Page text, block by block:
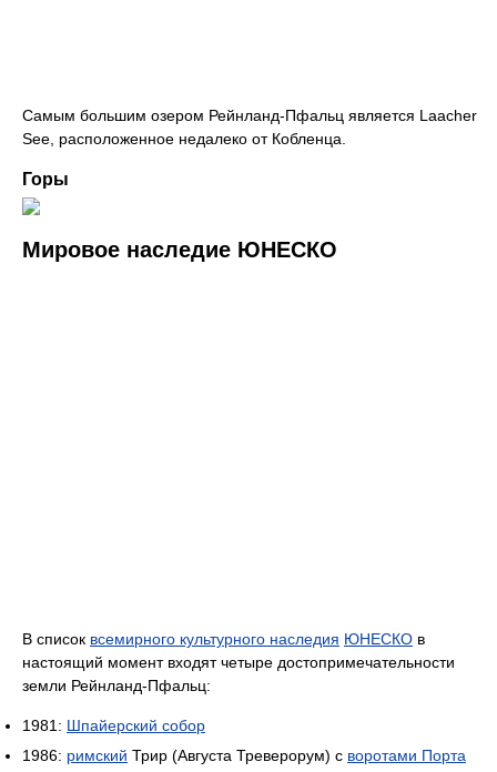
Самым большим озером Рейнланд-Пфальц является Laacher
See, расположенное недалеко от Кобленца.
Горы
Мировое наследие ЮНЕСКО
В список всемирного культурного наследия ЮНЕСКО в
настоящий момент входят четыре достопримечательности
земли Рейнланд-Пфальц:
1981: Шпайерский собор
1986: римский Трир (Августа Треверорум) с воротами Порта